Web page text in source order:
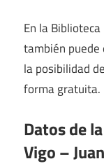
En la
también puede
la posibilidad
forma gratuita.
Datos de
Vigo –